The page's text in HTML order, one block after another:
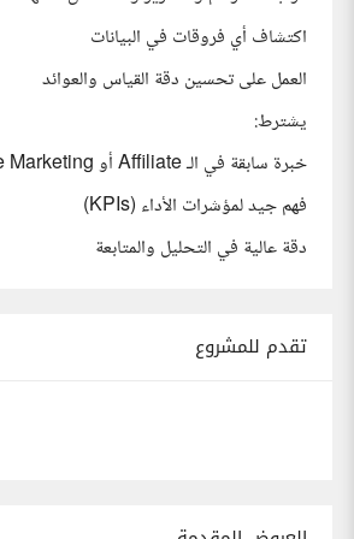
اكتشاف أي فروقات في البيانات
العمل على تحسين دقة القياس والعوائد
يشترط:
خبرة سابقة في الـ Affiliate أو Performance Marketing
فهم جيد لمؤشرات الأداء (KPIs)
دقة عالية في التحليل والمتابعة
تقدم للمشروع